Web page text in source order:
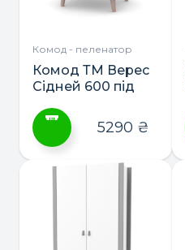
вибрати
сторінці
товару
Комод - пеленатор
Комод ТМ Верес
Сідней 600 під
пеленатор
варіантів.
5290 ₴